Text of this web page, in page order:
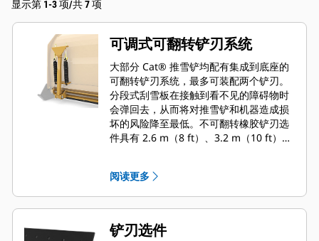
显示第 1-3 项/共 7 项
可调式可翻转铲刃系统
大部分 Cat® 推雪铲均配有集成到底座的
可翻转铲刃系统，最多可装配两个铲刃。
分段式刮雪板在接触到看不见的障碍物时
会弹回去，从而将对推雪铲和机器造成损
坏的风险降至最低。不可翻转橡胶铲刃选
件具有 2.6 m（8 ft）、3.2 m（10 ft）和
阅读更多
铲刃选件